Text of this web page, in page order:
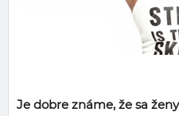
Je dobre známe, že sa